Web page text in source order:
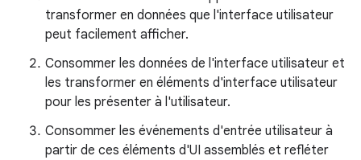
transformer en données que l'interface utilisateur
peut facilement afficher.
Consommer les données de l'interface utilisateur et
les transformer en éléments d'interface utilisateur
pour les présenter à l'utilisateur.
Consommer les événements d'entrée utilisateur à
partir de ces éléments d'UI assemblés et refléter